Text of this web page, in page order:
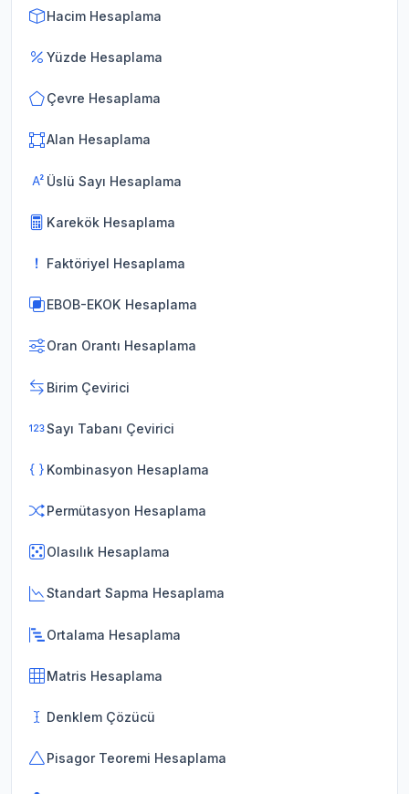
Hacim Hesaplama
Yüzde Hesaplama
Çevre Hesaplama
Alan Hesaplama
Üslü Sayı Hesaplama
Karekök Hesaplama
Faktöriyel Hesaplama
EBOB-EKOK Hesaplama
Oran Orantı Hesaplama
Birim Çevirici
Sayı Tabanı Çevirici
Kombinasyon Hesaplama
Permütasyon Hesaplama
Olasılık Hesaplama
Standart Sapma Hesaplama
Ortalama Hesaplama
Matris Hesaplama
Denklem Çözücü
Pisagor Teoremi Hesaplama